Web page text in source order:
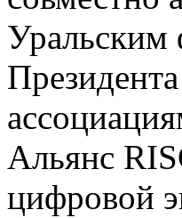
Уральским
Альянс
цифровой